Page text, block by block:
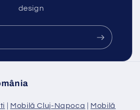
design
| Mobilă Cluj-Napoca | Mobilă